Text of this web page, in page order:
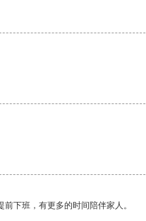
下班，有更多的时间陪伴家人。